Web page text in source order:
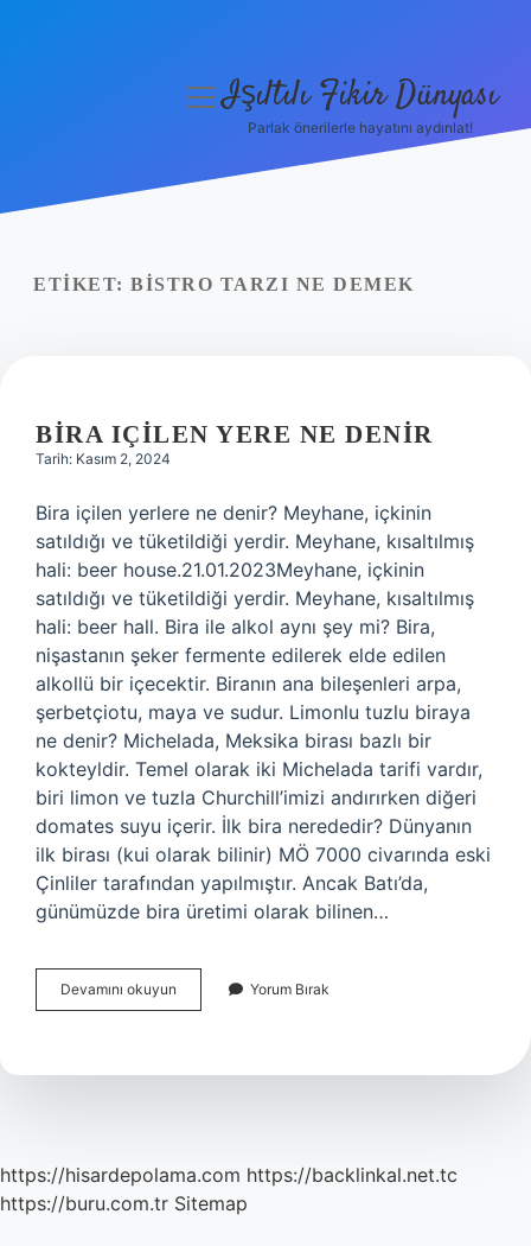
Yasal Uyarı
menüyüIşıltılı Fikir Dünyası
Parlak önerilerle hayatını aydınlat!
ETIKET: BISTRO TARZI NE DEMEK
BIRA IÇILEN YERE NE DENIR
Tarih: Kasım 2, 2024
Bira içilen yerlere ne denir? Meyhane, içkinin
satıldığı ve tüketildiği yerdir. Meyhane, kısaltılmış
hali: beer house.21.01.2023Meyhane, içkinin
satıldığı ve tüketildiği yerdir. Meyhane, kısaltılmış
hali: beer hall. Bira ile alkol aynı şey mi? Bira,
nişastanın şeker fermente edilerek elde edilen
alkollü bir içecektir. Biranın ana bileşenleri arpa,
şerbetçiotu, maya ve sudur. Limonlu tuzlu biraya
ne denir? Michelada, Meksika birası bazlı bir
kokteyldir. Temel olarak iki Michelada tarifi vardır,
biri limon ve tuzla Churchill’imizi andırırken diğeri
domates suyu içerir. İlk bira nerededir? Dünyanın
ilk birası (kui olarak bilinir) MÖ 7000 civarında eski
Çinliler tarafından yapılmıştır. Ancak Batı’da,
günümüzde bira üretimi olarak bilinen…
Devamını okuyun
Içilen
Denir
Yorum Bırak
https://hisardepolama.com https://backlinkal.net.tc
https://buru.com.tr Sitemap